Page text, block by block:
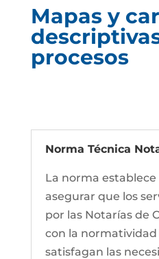
Mapas y
procesos
Norma Técnica
La norma
asegurar que los
por las Notarías de
con la normatividad
satisfagan las